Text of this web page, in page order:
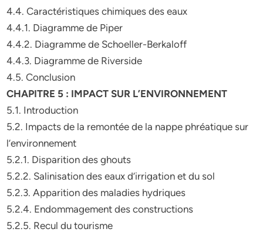
4.4. Caractéristiques chimiques des eaux
4.4.1. Diagramme de Piper
4.4.2. Diagramme de Schoeller-Berkaloff
4.4.3. Diagramme de Riverside
4.5. Conclusion
CHAPITRE 5 : IMPACT SUR L’ENVIRONNEMENT
5.1. Introduction
5.2. Impacts de la remontée de la nappe phréatique sur
l’environnement
5.2.1. Disparition des ghouts
5.2.2. Salinisation des eaux d’irrigation et du sol
5.2.3. Apparition des maladies hydriques
5.2.4. Endommagement des constructions
5.2.5. Recul du tourisme